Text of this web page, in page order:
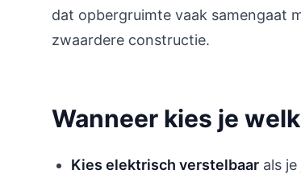
dat opbergruimte vaak samengaat
zwaardere constructie.
Wanneer kies je
Kies elektrisch verstelbaar als